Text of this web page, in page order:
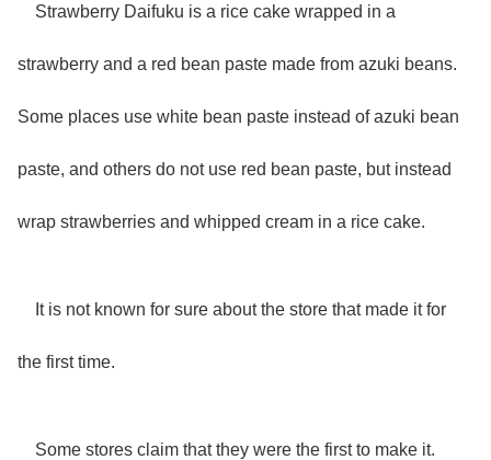
Strawberry Daifuku is a rice cake wrapped in a
strawberry and a red bean paste made from azuki beans.
Some places use white bean paste instead of azuki bean
paste, and others do not use red bean paste, but instead
wrap strawberries and whipped cream in a rice cake.
It is not known for sure about the store that made it for
the first time.
Some stores claim that they were the first to make it.